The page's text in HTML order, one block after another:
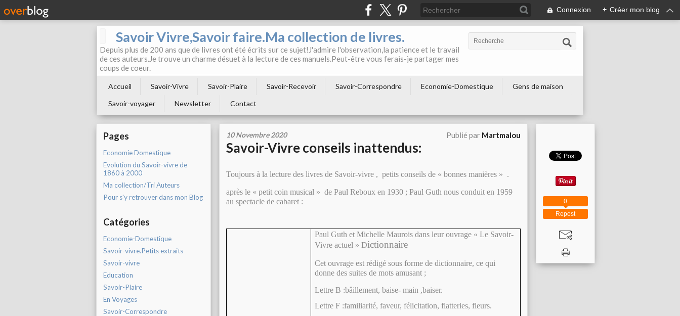
Connexion + Créer mon blog
Savoir Vivre,Savoir faire.Ma collection de livres.
Depuis plus de 200 ans que de livres ont été écrits sur ce sujet!J'admire l'observation,la patience et le travail
de ces auteurs.Je trouve un charme désuet à la lecture de ces manuels.Peut-être vous ferais-je partager mes
coups de coeur.
Accueil Savoir-Vivre Savoir-Plaire Savoir-Recevoir Savoir-Correspondre Economie-Domestique
Gens de maison
Savoir-voyager
Newsletter Contact
Pages
Economie Domestique
Evolution du Savoir-vivre de
1860 à 2000
Ma collection/Tri Auteurs
Pour s'y retrouver dans mon Blog
Catégories
Economie-Domestique
Savoir-vivre.Petits extraits
Savoir-vivre
Education
Savoir-Plaire
En Voyages
Savoir-Correspondre
10 Novembre 2020 Publié par Martmalou
Savoir-Vivre conseils inattendus:
Toujours à la lecture des livres de Savoir-vivre , petits conseils de « bonnes manières » .
après le « petit coin musical » de Paul Reboux en 1930 ; Paul Guth nous conduit en 1959
au spectacle de cabaret :
Paul Guth et Michelle Maurois dans leur ouvrage « Le Savoir-
Vivre actuel » Dictionnaire
Cet ouvrage est rédigé sous forme de dictionnaire, ce qui
donne des suites de mots amusant ;
Lettre B :bâillement, baise- main ,baiser.
Lettre F :familiarité, faveur, félicitation, flatteries, fleurs.
Repost
0